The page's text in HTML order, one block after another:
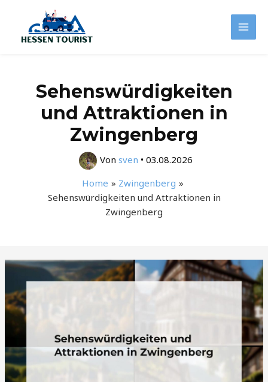
springen
Main
Sehenswürdigkeiten
und Attraktionen in
Zwingenberg
Von sven • 03.08.2026
Home
Zwingenberg
Sehenswürdigkeiten und Attraktionen in
Zwingenberg